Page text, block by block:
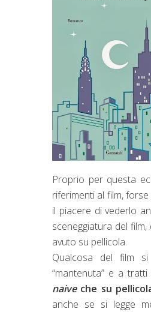
Proprio per questa
riferimenti al film,
il piacere di vederlo
sceneggiatura del
avuto su pellicola.
Qualcosa del film si
“mantenuta” e a
naive che su
anche se si legge